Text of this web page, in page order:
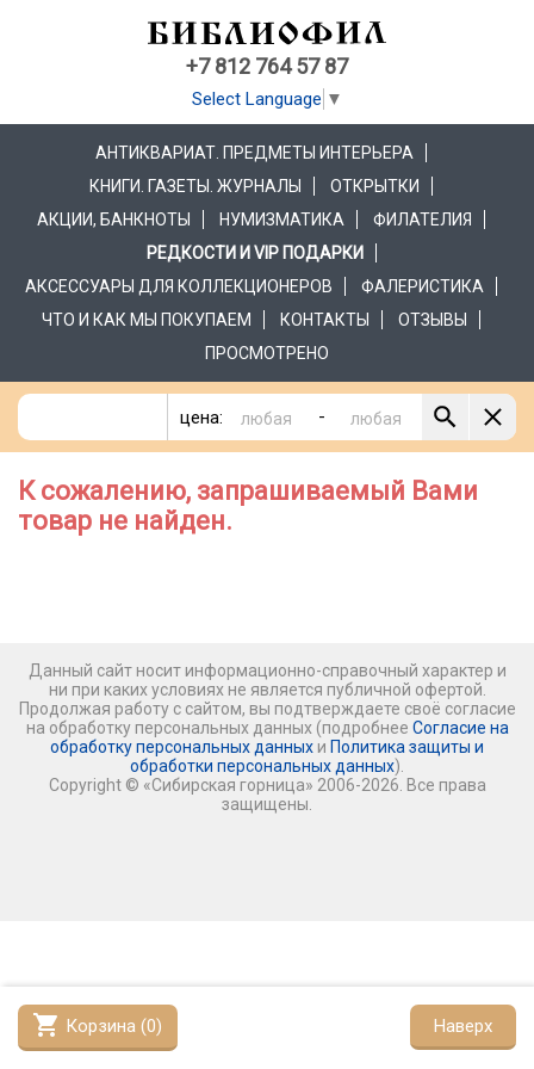
+7 812 764 57 87
Select Language ▼
АНТИКВАРИАТ. ПРЕДМЕТЫ ИНТЕРЬЕРА
КНИГИ. ГАЗЕТЫ. ЖУРНАЛЫ
ОТКРЫТКИ
АКЦИИ, БАНКНОТЫ
НУМИЗМАТИКА
ФИЛАТЕЛИЯ
РЕДКОСТИ И VIP ПОДАРКИ
АКСЕССУАРЫ ДЛЯ КОЛЛЕКЦИОНЕРОВ
ФАЛЕРИСТИКА
ЧТО И КАК МЫ ПОКУПАЕМ
КОНТАКТЫ
ОТЗЫВЫ
ПРОСМОТРЕНО
цена: -
shopping_cart Корзина (0) Наверх
К сожалению, запрашиваемый Вами
товар не найден.
Данный сайт носит информационно-справочный характер и
ни при каких условиях не является публичной офертой.
Продолжая работу с сайтом, вы подтверждаете своё согласие
на обработку персональных данных (подробнее Согласие на
обработку персональных данных и Политика защиты и
обработки персональных данных).
Copyright © «Сибирская горница» 2006-2026. Все права
защищены.